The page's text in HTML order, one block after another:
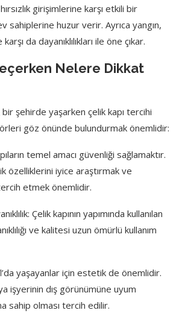
girişimlerine karşı etkili bir
sahiplerine huzur verir. Ayrıca yangın,
da dayanıklılıkları ile öne çıkar.
Nelere Dikkat
şehirde yaşarken çelik kapı tercihi
göz önünde bulundurmak önemlidir:
temel amacı güvenliği sağlamaktır.
özelliklerini iyice araştırmak ve
etmek önemlidir.
Çelik kapının yapımında kullanılan
ve kalitesi uzun ömürlü kullanım
yaşayanlar için estetik de önemlidir.
işyerinin dış görünümüne uyum
sahip olması tercih edilir.